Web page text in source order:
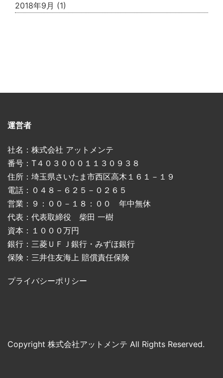
2018年9月 (1)
運営者
社名：株式会社 アットメンテ
番号：T４０３０００１１３０９３８
住所：埼玉県さいたま市西区高木１６１－１９
電話：０４８－６２５－０２６５
営業：９：００－１８：００ 年中無休
代表：代表取締役 柴田 一樹
資本：１０００万円
銀行：三菱ＵＦＪ銀行・みずほ銀行
保険：三井住友海上 賠償責任保険
プライバシーポリシー
Copyright 株式会社アットメンテ All Rights Reserved.